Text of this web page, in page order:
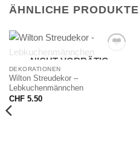
ÄHNLICHE PRODUKTE
NICHT VORRÄTIG
DEKORATIONEN
Wilton Streudekor –
Lebkuchenmännchen
CHF5.50